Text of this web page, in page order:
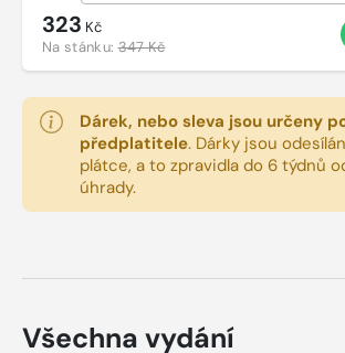
323 Kč
Na stánku:347 Kč
Dárek, nebo sleva jsou určeny
předplatitele. Dárky jsou
plátce, a to zpravidla do 6 týdnů
úhrady.
Všechna vydání